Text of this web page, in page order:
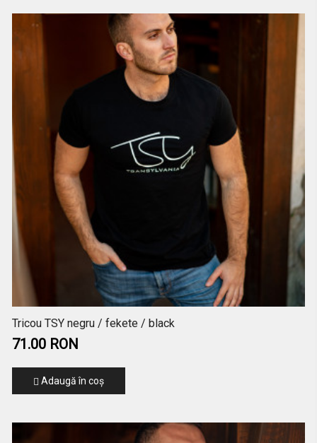
Tricou TSY negru / fekete / black
71.00 RON
Adaugă în coş